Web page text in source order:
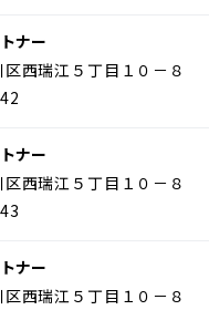
ナー
西瑞江５丁目１０－８
ナー
西瑞江５丁目１０－８
ナー
西瑞江５丁目１０－８